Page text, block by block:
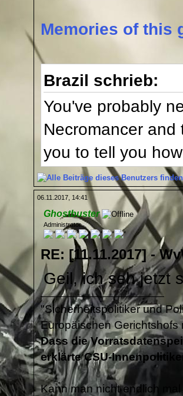
Memories of this
Brazil schrieb:
You've probably
Necromancer and
you to tell you
06.11.2017, 14:41
Ghostbuster
Administrator
RE: [11.11.2017] -
Geil, ich seh jetzt
"Sicherheitspolitiker und
Europäischen Gerichtshofs
Dass die
erklärte CSU-
Kann man nicht endlich